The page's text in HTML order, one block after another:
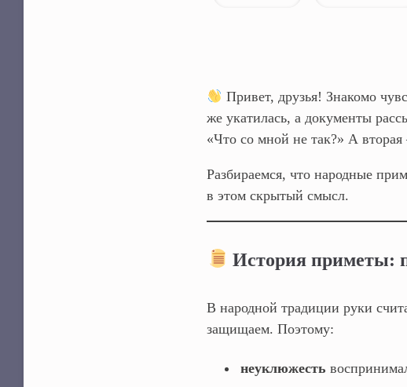
Привет, друзья! Знакомо
же укатилась, а документы
«Что со мной не так?» А
Разбираемся, что народные
в этом скрытый смысл.
История приметы:
В народной традиции руки
защищаем. Поэтому:
неуклюжесть